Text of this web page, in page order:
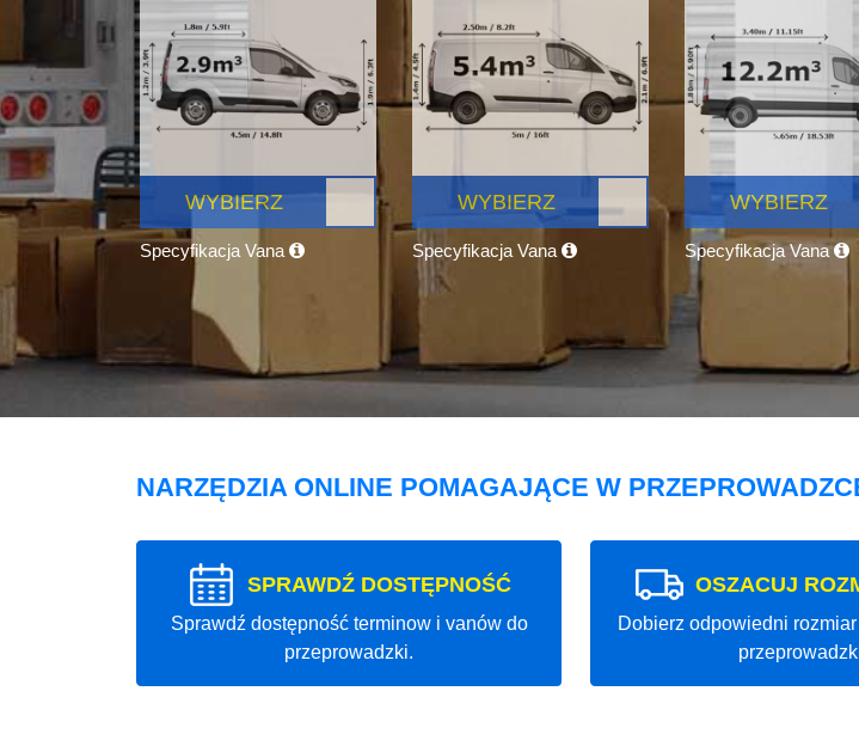
WYBIERZ
Specyfikacja Vana
WYBIERZ
Specyfikacja Vana
WYBIERZ
Specyfikacja Vana
NARZĘDZIA ONLINE POMAGAJĄCE W
SPRAWDŹ DOSTĘPNOŚĆ
Sprawdź dostępność terminow i vanów do
przeprowadzki.
OSZACUJ
Dobierz odpowiedni